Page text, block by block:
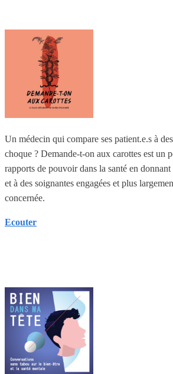
Un médecin qui compare ses patient.e.s à
choque ? Demande-t-on aux carottes est un
rapports de pouvoir dans la santé en
et à des soignantes engagées et plus
concernée.
Ecouter